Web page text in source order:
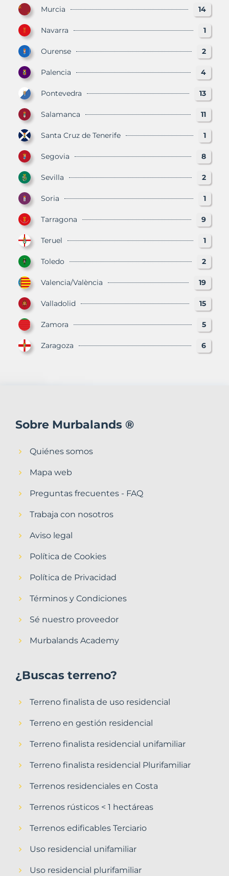
Murcia 14
Navarra 1
Ourense 2
Palencia 4
Pontevedra 13
Salamanca 11
Santa Cruz de Tenerife 1
Segovia 8
Sevilla 2
Soria 1
Tarragona 9
Teruel 1
Toledo 2
Valencia/València 19
Valladolid 15
Zamora 5
Zaragoza 6
Sobre Murbalands ®
Quiénes somos
Mapa web
Preguntas frecuentes - FAQ
Trabaja con nosotros
Aviso legal
Política de Cookies
Política de Privacidad
Términos y Condiciones
Sé nuestro proveedor
Murbalands Academy
¿Buscas terreno?
Terreno finalista de uso residencial
Terreno en gestión residencial
Terreno finalista residencial unifamiliar
Terreno finalista residencial Plurifamiliar
Terrenos residenciales en Costa
Terrenos rústicos < 1 hectáreas
Terrenos edificables Terciario
Uso residencial unifamiliar
Uso residencial plurifamiliar